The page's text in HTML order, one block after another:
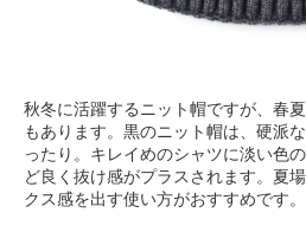
秋冬に活躍するニット帽ですが、春
もあります。黒のニット帽は、硬派
ったり。キレイめのシャツに淡い色
ど良く抜け感がプラスされます。夏
クス感を出す使い方がおすすめです。